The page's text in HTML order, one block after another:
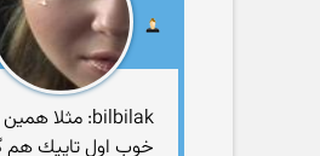
bilbilak: مثلا همین معجزه رو شما با معرفت بسنج ببین توی عقلت جا میفته
خوب اول تاپیك هم